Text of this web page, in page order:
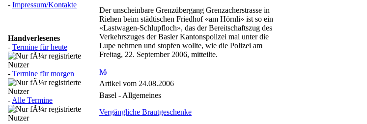
- Impressum/Kontakte
Handverlesenes
- Termine für heute
- Termine für morgen
- Alle Termine
Der unscheinbare Grenzübergang Grenzacherstrasse in
Riehen beim städtischen Friedhof «am Hörnli» ist so ein
«Lastwagen-Schlupfloch», das der Bereitschaftszug des
Verkehrszuges der Basler Kantonspolizei mal unter die
Lupe nehmen und stopfen wollte, wie die Polizei am
Freitag, 22. September 2006, mitteilte.
Artikel vom 24.08.2006
Basel - Allgemeines
Vergängliche Brautgeschenke